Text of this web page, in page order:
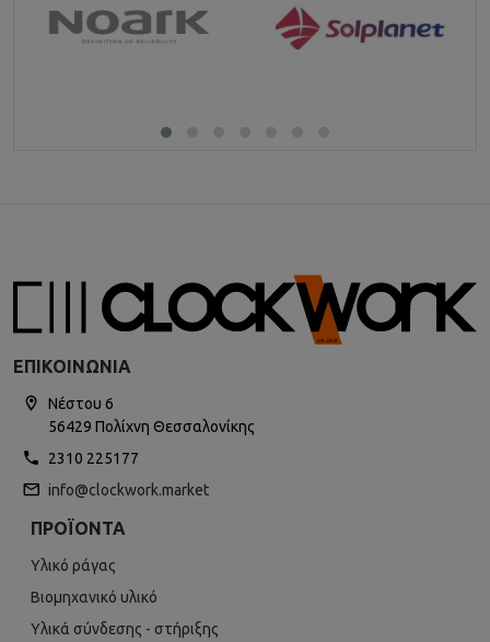
ΕΠΙΚΟΙΝΩΝΊΑ
Νέστου 6
56429 Πολίχνη Θεσσαλονίκης
2310 225177
info@clockwork.market
ΠΡΟΪΌΝΤΑ
Υλικό ράγας
Βιομηχανικό υλικό
Υλικά σύνδεσης - στήριξης